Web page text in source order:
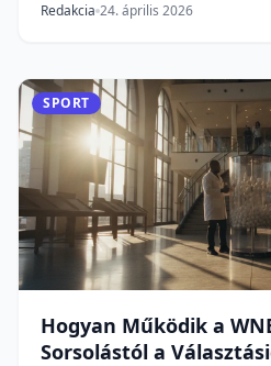
Redakcia 24. április 2026
SPORT
Hogyan Működik a
Sorsolástól a